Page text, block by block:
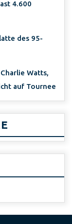
4.600
des 95-
Watts,
auf Tournee